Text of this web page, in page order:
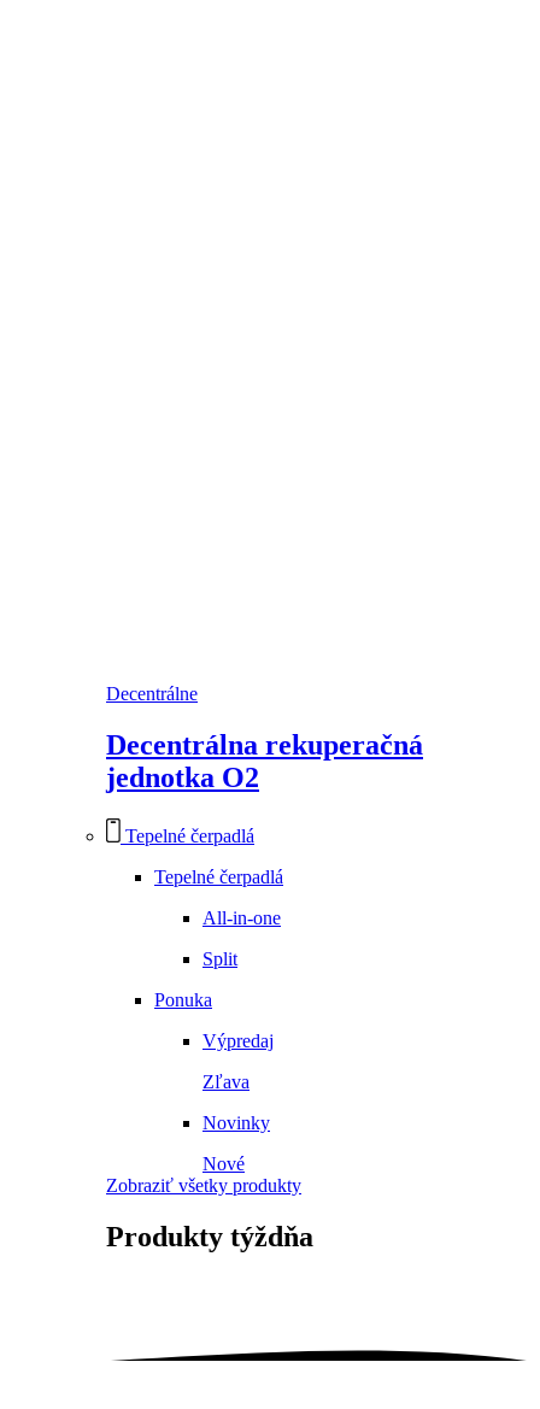
Decentrálne
Decentrálna rekuperačná
jednotka O2
Tepelné čerpadlá
Tepelné čerpadlá
All-in-one
Split
Ponuka
Výpredaj
Zľava
Novinky
Nové
Zobraziť všetky produkty
Produkty týždňa